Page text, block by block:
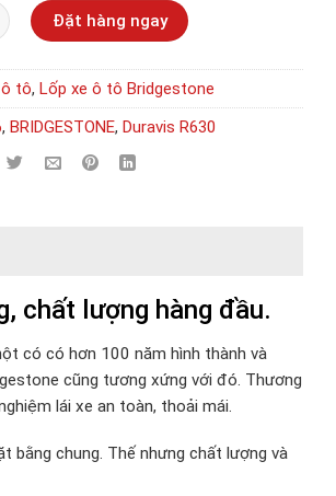
Đặt hàng ngay
ô tô, Lốp xe ô tô Bridgestone
, BRIDGESTONE, Duravis R630
chất lượng hàng đầu.
có có hơn 100 năm hình thành và
cũng tương xứng với đó. Thương
lái xe an toàn, thoải mái.
bằng chung. Thế nhưng chất lượng và